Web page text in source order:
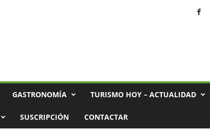
GASTRONOMÍA TURISMO HOY – ACTUALIDAD
SUSCRIPCIÓN CONTACTAR